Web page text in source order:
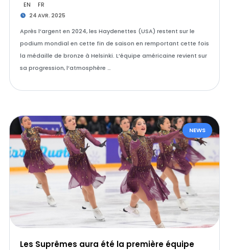
EN FR
24 AVR. 2025
Après l’argent en 2024, les Haydenettes (USA) restent sur le
podium mondial en cette fin de saison en remportant cette fois
la médaille de bronze à Helsinki. L’équipe américaine revient sur
sa progression, l’atmosphère …
NEWS
Les Suprêmes aura été la première équipe